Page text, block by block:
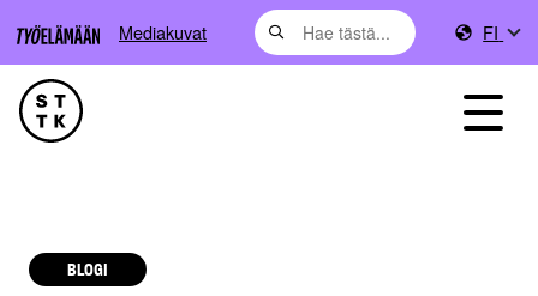
Mediakuvat FI
BLOGI